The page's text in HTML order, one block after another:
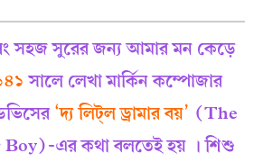
সহজ সুরের জন্য আমার মন কেড়ে
সালে লেখা মার্কিন কম্পোজার
‘দ্য লিট্‌ল ড্রামার বয়’ (The
এর কথা বলতেই হয় । শিশু